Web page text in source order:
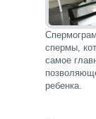
спермы,
самое
ребенка.